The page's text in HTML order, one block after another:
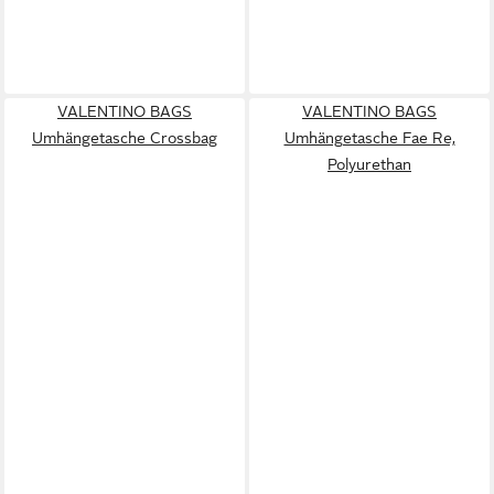
VALENTINO BAGS
Umhängetasche Crossbag
VALENTINO BAGS
Umhängetasche Fae Re,
Polyurethan